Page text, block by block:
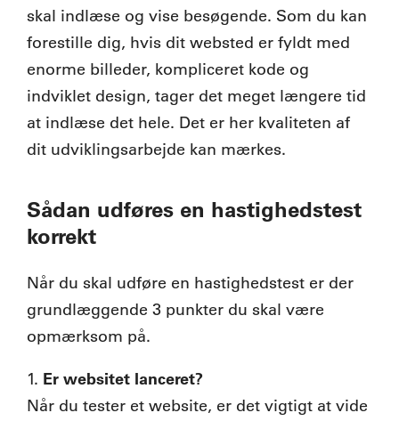
skal indlæse og vise besøgende. Som du kan
forestille dig, hvis dit websted er fyldt med
enorme billeder, kompliceret kode og
indviklet design, tager det meget længere tid
at indlæse det hele. Det er her kvaliteten af
dit udviklingsarbejde kan mærkes.
Sådan udføres en hastighedstest
korrekt
Når du skal udføre en hastighedstest er der
grundlæggende 3 punkter du skal være
opmærksom på.
1. Er websitet lanceret?
Når du tester et website, er det vigtigt at vide